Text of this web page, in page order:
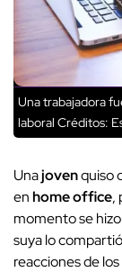
Una trabajadora
laboral Créditos:
Unajovenquiso
enhome office,
momento se
suya lo
reacciones de